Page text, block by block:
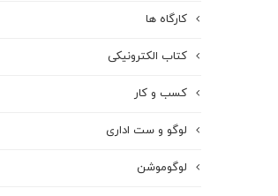
کارگاه ها
کتاب الکترونیکی
کسب و کار
لوگو و ست اداری
لوگوموشن